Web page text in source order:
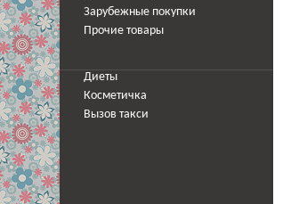
Зарубежные покупки
Прочие товары
Диеты
Косметичка
Вызов такси